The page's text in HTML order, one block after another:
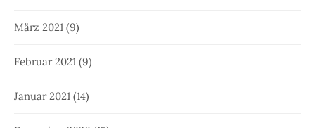
März 2021 (9)
Februar 2021 (9)
Januar 2021 (14)